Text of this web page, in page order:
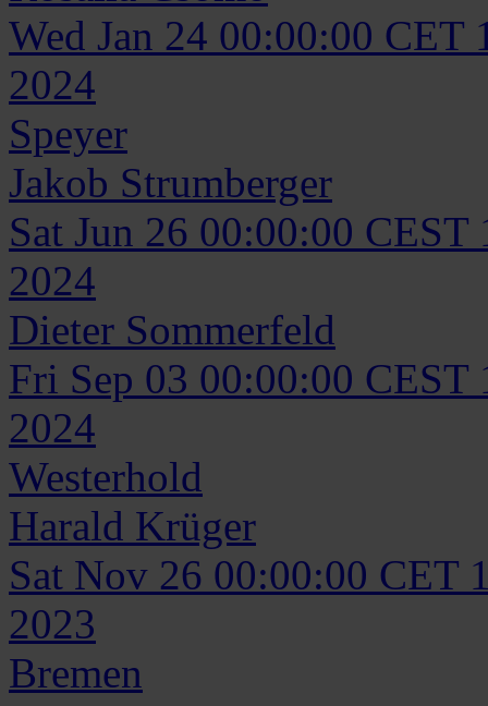
Wed Jan 24 00:00:00 CET
2024
Speyer
Jakob Strumberger
Sat Jun 26 00:00:00 CEST
2024
Dieter Sommerfeld
Fri Sep 03 00:00:00 CEST
2024
Westerhold
Harald Krüger
Sat Nov 26 00:00:00 CET
2023
Bremen